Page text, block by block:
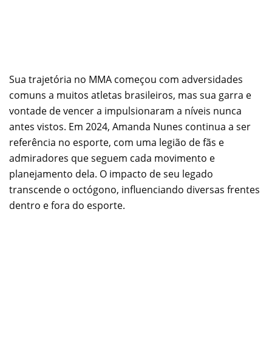
Sua trajetória no MMA começou com adversidades
comuns a muitos atletas brasileiros, mas sua garra e
vontade de vencer a impulsionaram a níveis nunca
antes vistos. Em 2024, Amanda Nunes continua a ser
referência no esporte, com uma legião de fãs e
admiradores que seguem cada movimento e
planejamento dela. O impacto de seu legado
transcende o octógono, influenciando diversas frentes
dentro e fora do esporte.